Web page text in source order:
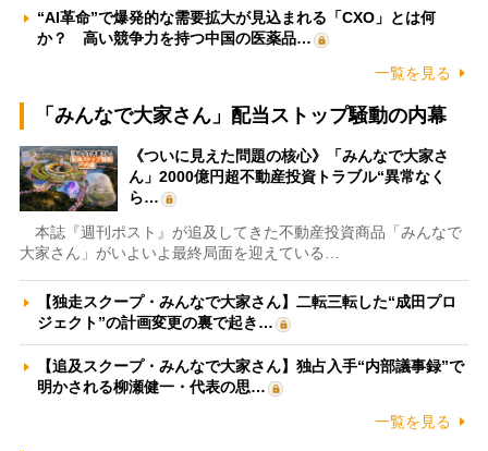
“AI革命”で爆発的な需要拡大が見込まれる「CXO」とは何
か？ 高い競争力を持つ中国の医薬品…
一覧を見る
「みんなで大家さん」配当ストップ騒動の内幕
《ついに見えた問題の核心》「みんなで大家さ
ん」2000億円超不動産投資トラブル“異常なく
ら…
本誌『週刊ポスト』が追及してきた不動産投資商品「みんなで
大家さん」がいよいよ最終局面を迎えている…
【独走スクープ・みんなで大家さん】二転三転した“成田プロ
ジェクト”の計画変更の裏で起き…
【追及スクープ・みんなで大家さん】独占入手“内部議事録”で
明かされる柳瀬健一・代表の思…
一覧を見る